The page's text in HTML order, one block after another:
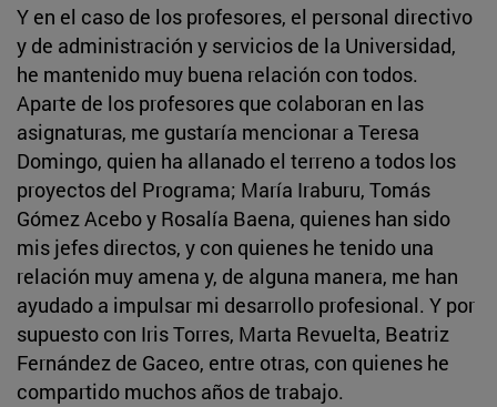
Y en el caso de los profesores, el personal directivo
y de administración y servicios de la Universidad,
he mantenido muy buena relación con todos.
Aparte de los profesores que colaboran en las
asignaturas, me gustaría mencionar a Teresa
Domingo, quien ha allanado el terreno a todos los
proyectos del Programa; María Iraburu, Tomás
Gómez Acebo y Rosalía Baena, quienes han sido
mis jefes directos, y con quienes he tenido una
relación muy amena y, de alguna manera, me han
ayudado a impulsar mi desarrollo profesional. Y por
supuesto con Iris Torres, Marta Revuelta, Beatriz
Fernández de Gaceo, entre otras, con quienes he
compartido muchos años de trabajo.